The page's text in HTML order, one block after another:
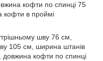
кофти по спинці 75
кофти в проймі
шву 76 см,
105 см, ширина штанів
довжина кофти по спинці